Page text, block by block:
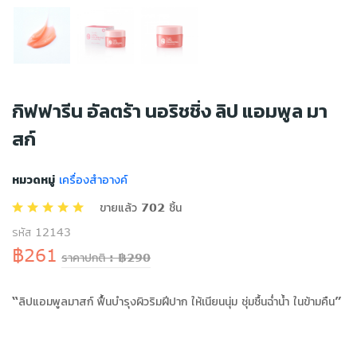
กิฟฟารีน อัลตร้า นอริชชิ่ง ลิป แอมพูล มา
สก์
หมวดหมู่ เครื่องสำอางค์
ขายแล้ว 702 ชิ้น
รหัส 12143
฿261 ราคาปกติ : ฿290
“ลิปแอมพูลมาสก์ ฟื้นบำรุงผิวริมฝีปาก ให้เนียนนุ่ม ชุ่มชื้นฉ่ำน้ำ ในข้ามคืน”